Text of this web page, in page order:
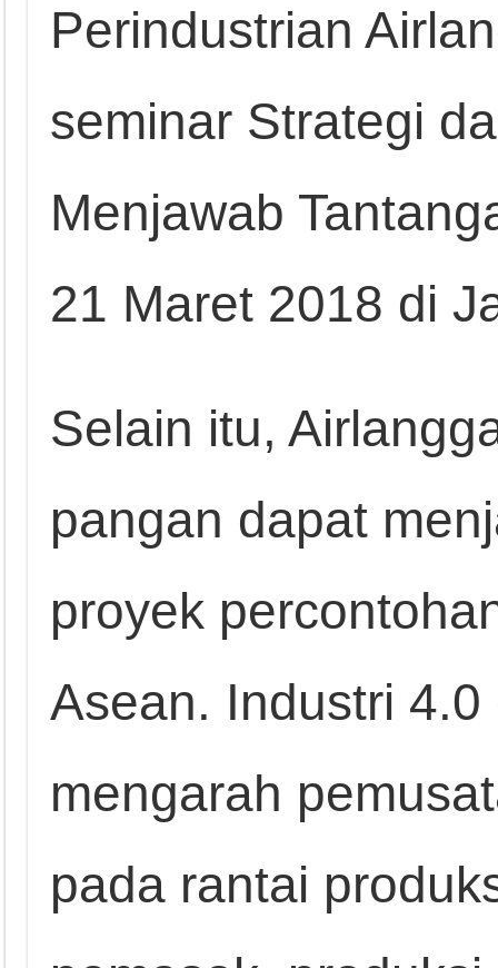
Perindustrian
seminar Strategi
Menjawab
21 Maret 2018 di
Selain itu,
pangan dapat
proyek
Asean. Industri
mengarah
pada rantai